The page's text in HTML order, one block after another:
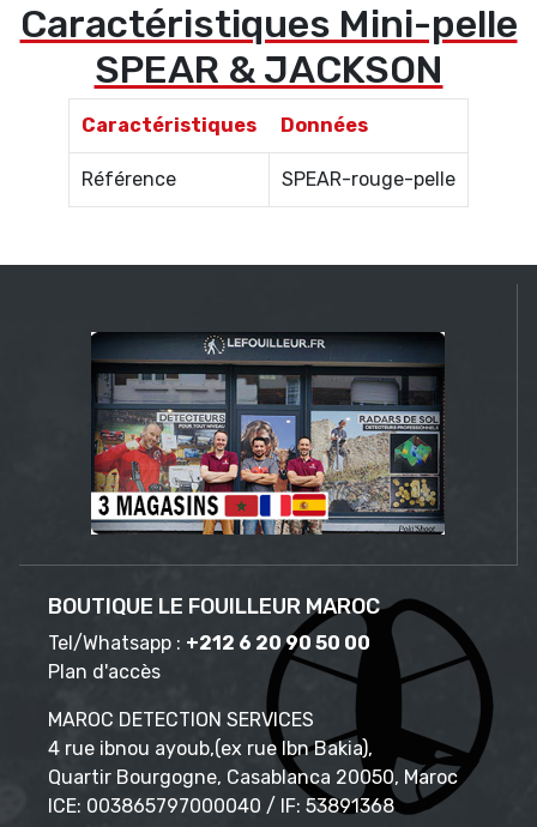
Caractéristiques Mini-pelle
SPEAR & JACKSON
Caractéristiques Données
Référence SPEAR-rouge-pelle
BOUTIQUE LE FOUILLEUR MAROC
Tel/Whatsapp : +212 6 20 90 50 00
Plan d'accès
MAROC DETECTION SERVICES
4 rue ibnou ayoub,(ex rue Ibn Bakia),
Quartir Bourgogne, Casablanca 20050, Maroc
ICE: 003865797000040 / IF: 53891368